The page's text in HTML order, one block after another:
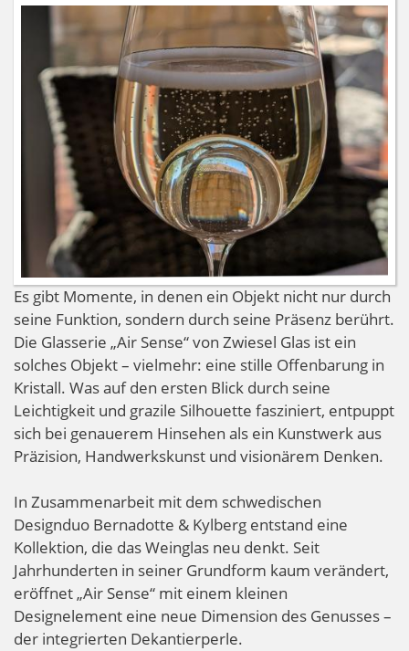
Es gibt Momente, in denen ein Objekt nicht nur durch
seine Funktion, sondern durch seine Präsenz berührt.
Die Glasserie „Air Sense“ von Zwiesel Glas ist ein
solches Objekt – vielmehr: eine stille Offenbarung in
Kristall. Was auf den ersten Blick durch seine
Leichtigkeit und grazile Silhouette fasziniert, entpuppt
sich bei genauerem Hinsehen als ein Kunstwerk aus
Präzision, Handwerkskunst und visionärem Denken.
In Zusammenarbeit mit dem schwedischen
Designduo Bernadotte & Kylberg entstand eine
Kollektion, die das Weinglas neu denkt. Seit
Jahrhunderten in seiner Grundform kaum verändert,
eröffnet „Air Sense“ mit einem kleinen
Designelement eine neue Dimension des Genusses –
der integrierten Dekantierperle.